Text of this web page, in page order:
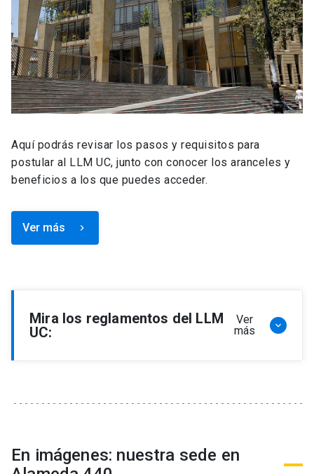
Aquí podrás revisar los pasos y requisitos para
postular al LLM UC, junto con conocer los aranceles y
beneficios a los que puedes acceder.
Ver más keyboard_arrow_right
Mira los reglamentos del LLM
UC:
Ver
más
keyboard_arrow_down
Reglamento de Becas y Descuentos Programa
de Magíster en Derecho, LLM
En imágenes: nuestra sede en